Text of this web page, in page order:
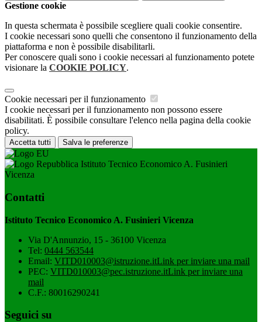
Gestione cookie
In questa schermata è possibile scegliere quali cookie consentire.
I cookie necessari sono quelli che consentono il funzionamento della
piattaforma e non è possibile disabilitarli.
Per conoscere quali sono i cookie necessari al funzionamento potete
visionare la COOKIE POLICY.
Cookie necessari per il funzionamento
I cookie necessari per il funzionamento non possono essere
disabilitati. È possibile consultare l'elenco nella pagina della cookie
policy.
Accetta tutti Salva le preferenze
Istituto Tecnico Economico A. Fusinieri
Vicenza
Contatti
Istituto Tecnico Economico A. Fusinieri Vicenza
Via D'Annunzio, 15 - 36100 Vicenza
Tel: 0444 563544
Email: VITD010003@istruzione.itLink per inviare una mail
PEC: VITD010003@pec.istruzione.itLink per inviare una
mail
C.F.: 80016290241
Seguici su